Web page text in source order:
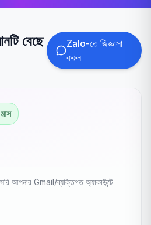
বেছে
Zalo-তে জিজ্ঞাসা
করুন
আপনার Gmail/ব্যক্তিগত অ্যাকাউন্টে